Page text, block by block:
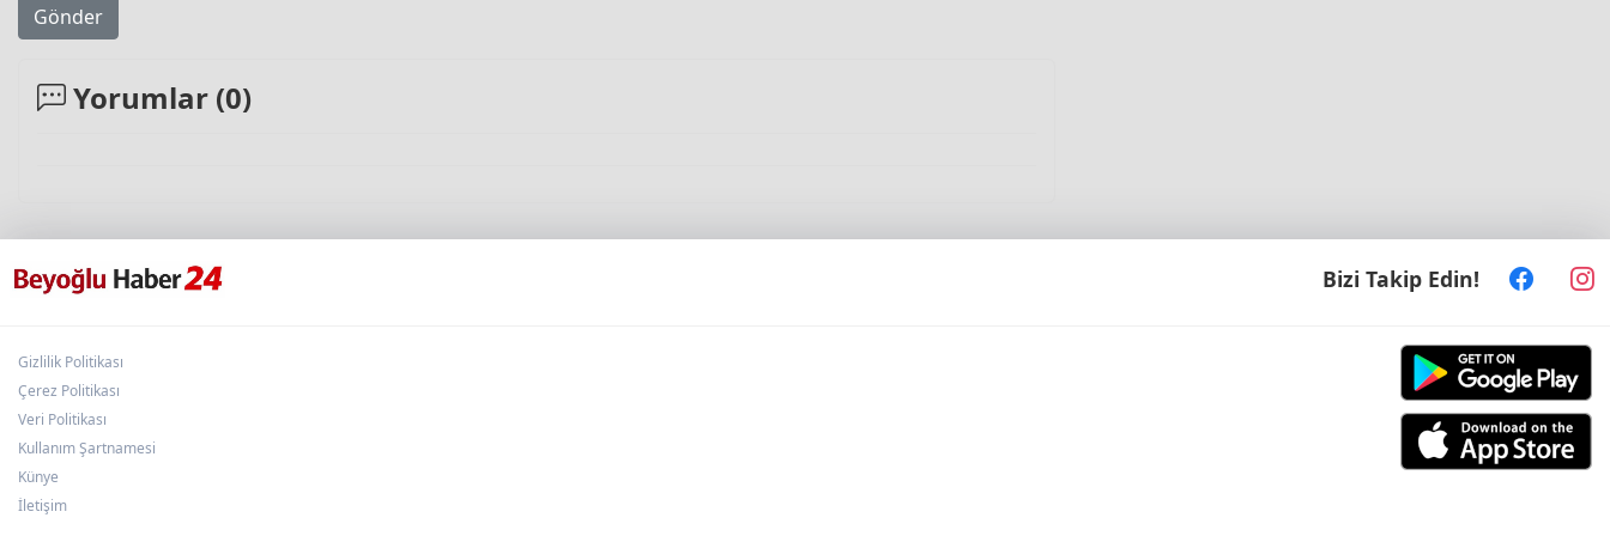
Gönder
Yorumlar (0)
Bizi Takip Edin!
Gizlilik Politikası
Çerez Politikası
Veri Politikası
Kullanım Şartnamesi
Künye
İletişim